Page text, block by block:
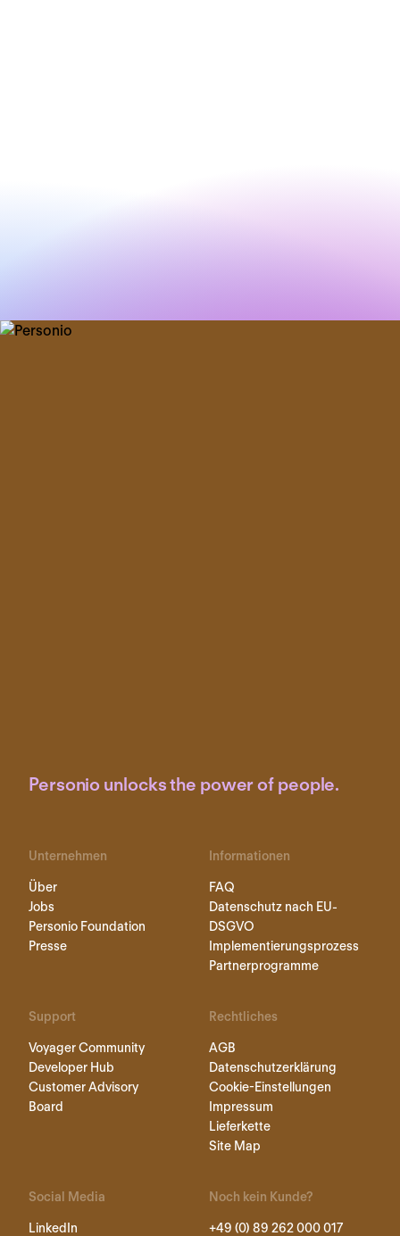
Personio unlocks the power of people.
Unternehmen
Über
Jobs
Personio Foundation
Presse
Informationen
FAQ
Datenschutz nach EU-
DSGVO
Implementierungsprozess
Partnerprogramme
Support
Voyager Community
Developer Hub
Customer Advisory
Board
Rechtliches
AGB
Datenschutzerklärung
Cookie-Einstellungen
Impressum
Lieferkette
Site Map
Social Media
LinkedIn
Noch kein Kunde?
+49 (0) 89 262 000 017